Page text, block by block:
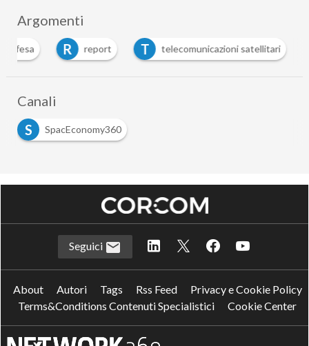
Argomenti
difesa R report T telecomunicazioni satellitari
Canali
S
SpacEconomy360
Seguici
About Autori Tags Rss Feed
Privacy e Cookie Policy
Terms&Conditions Contenuti Specialistici
Cookie Center